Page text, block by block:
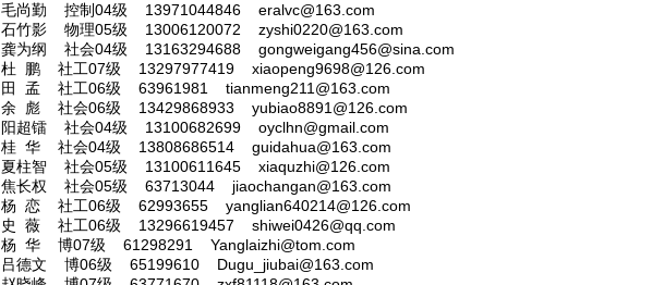
毛尚勤 控制04级 13971044846 eralvc@163.com
石竹影 物理05级 13006120072 zyshi0220@163.com
龚为纲 社会04级 13163294688 gongweigang456@sina.com
杜 鹏 社工07级 13297977419 xiaopeng9698@126.com
田 孟 社工06级 63961981 tianmeng211@163.com
余 彪 社会06级 13429868933 yubiao8891@126.com
阳超镭 社会04级 13100682699 oyclhn@gmail.com
桂 华 社会04级 13808686514 guidahua@163.com
夏柱智 社会05级 13100611645 xiaquzhi@126.com
焦长权 社会05级 63713044 jiaochangan@163.com
杨 恋 社工06级 62993655 yanglian640214@126.com
史 薇 社工06级 13296619457 shiwei0426@qq.com
杨 华 博07级 61298291 Yanglaizhi@tom.com
吕德文 博06级 65199610 Dugu_jiubai@163.com